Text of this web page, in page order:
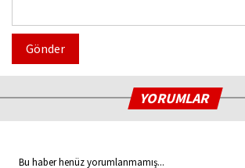
Gönder
YORUMLAR
Bu haber henüz yorumlanmamış...